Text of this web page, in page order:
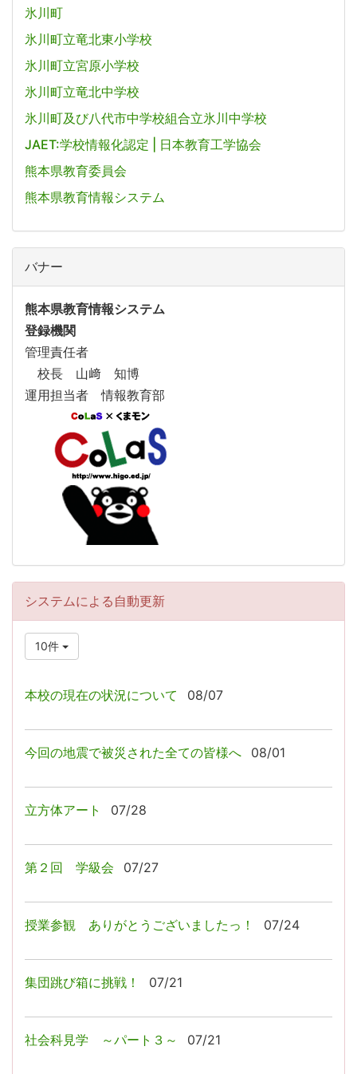
氷川町
氷川町立竜北東小学校
氷川町立宮原小学校
氷川町立竜北中学校
氷川町及び八代市中学校組合立氷川中学校
JAET:学校情報化認定 | 日本教育工学協会
熊本県教育委員会
熊本県教育情報システム
バナー
熊本県教育情報システム
登録機関
管理責任者
校長 山﨑 知博
運用担当者 情報教育部
システムによる自動更新
10件
本校の現在の状況について 08/07
今回の地震で被災された全ての皆様へ 08/01
立方体アート 07/28
第２回 学級会 07/27
授業参観 ありがとうございましたっ！ 07/24
集団跳び箱に挑戦！ 07/21
社会科見学 ～パート３～ 07/21